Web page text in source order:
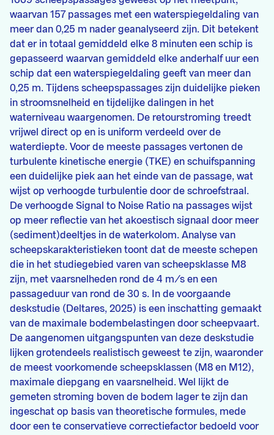
waarvan 157 passages met een waterspiegeldaling van
meer dan 0,25 m nader geanalyseerd zijn. Dit betekent
dat er in totaal gemiddeld elke 8 minuten een schip is
gepasseerd waarvan gemiddeld elke anderhalf uur een
schip dat een waterspiegeldaling geeft van meer dan
0,25 m. Tijdens scheepspassages zijn duidelijke pieken
in stroomsnelheid en tijdelijke dalingen in het
waterniveau waargenomen. De retourstroming treedt
vrijwel direct op en is uniform verdeeld over de
waterdiepte. Voor de meeste passages vertonen de
turbulente kinetische energie (TKE) en schuifspanning
een duidelijke piek aan het einde van de passage, wat
wijst op verhoogde turbulentie door de schroefstraal.
De verhoogde Signal to Noise Ratio na passages wijst
op meer reflectie van het akoestisch signaal door meer
(sediment)deeltjes in de waterkolom. Analyse van
scheepskarakteristieken toont dat de meeste schepen
die in het studiegebied varen van scheepsklasse M8
zijn, met vaarsnelheden rond de 4 m/s en een
passageduur van rond de 30 s. In de voorgaande
deskstudie (Deltares, 2025) is een inschatting gemaakt
van de maximale bodembelastingen door scheepvaart.
De aangenomen uitgangspunten van deze deskstudie
lijken grotendeels realistisch geweest te zijn, waaronder
de meest voorkomende scheepsklassen (M8 en M12),
maximale diepgang en vaarsnelheid. Wel lijkt de
gemeten stroming boven de bodem lager te zijn dan
ingeschat op basis van theoretische formules, mede
door een te conservatieve correctiefactor bedoeld voor